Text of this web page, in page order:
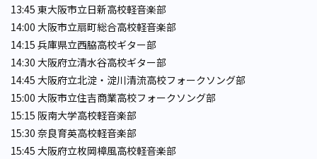
13:45 東大阪市立日新高校軽音楽部
14:00 大阪市立扇町総合高校軽音楽部
14:15 兵庫県立西脇高校ギター部
14:30 大阪府立清水谷高校ギター部
14:45 大阪府立北淀・淀川清流高校フォークソング部
15:00 大阪市立住吉商業高校フォークソング部
15:15 阪南大学高校軽音楽部
15:30 奈良育英高校軽音楽部
15:45 大阪府立枚岡樟風高校軽音楽部